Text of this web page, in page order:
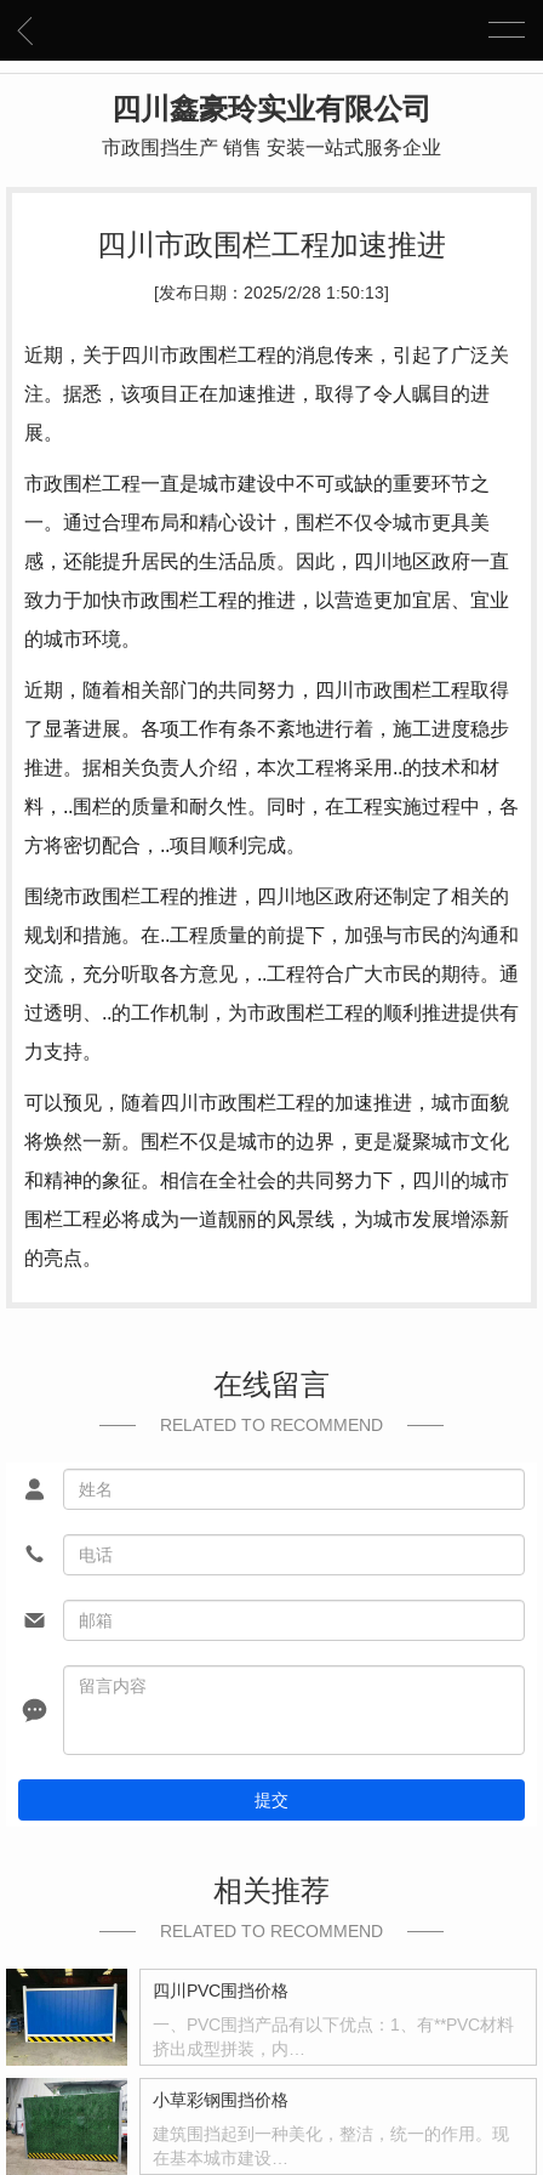
四川鑫豪玲实业有限公司
市政围挡生产 销售 安装一站式服务企业
四川市政围栏工程加速推进
[发布日期：2025/2/28 1:50:13]
近期，关于四川市政围栏工程的消息传来，引起了广泛关
注。据悉，该项目正在加速推进，取得了令人瞩目的进
展。
市政围栏工程一直是城市建设中不可或缺的重要环节之
一。通过合理布局和精心设计，围栏不仅令城市更具美
感，还能提升居民的生活品质。因此，四川地区政府一直
致力于加快市政围栏工程的推进，以营造更加宜居、宜业
的城市环境。
近期，随着相关部门的共同努力，四川市政围栏工程取得
了显著进展。各项工作有条不紊地进行着，施工进度稳步
推进。据相关负责人介绍，本次工程将采用..的技术和材
料，..围栏的质量和耐久性。同时，在工程实施过程中，各
方将密切配合，..项目顺利完成。
围绕市政围栏工程的推进，四川地区政府还制定了相关的
规划和措施。在..工程质量的前提下，加强与市民的沟通和
交流，充分听取各方意见，..工程符合广大市民的期待。通
过透明、..的工作机制，为市政围栏工程的顺利推进提供有
力支持。
可以预见，随着四川市政围栏工程的加速推进，城市面貌
将焕然一新。围栏不仅是城市的边界，更是凝聚城市文化
和精神的象征。相信在全社会的共同努力下，四川的城市
围栏工程必将成为一道靓丽的风景线，为城市发展增添新
的亮点。
在线留言
RELATED TO RECOMMEND
提交
相关推荐
RELATED TO RECOMMEND
四川PVC围挡价格
一、PVC围挡产品有以下优点：1、有**PVC材料
挤出成型拼装，内…
小草彩钢围挡价格
建筑围挡起到一种美化，整洁，统一的作用。现
在基本城市建设…